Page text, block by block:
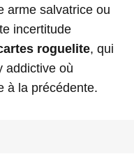
arme salvatrice ou
incertitude
roguelite, qui
addictive où
à la précédente.